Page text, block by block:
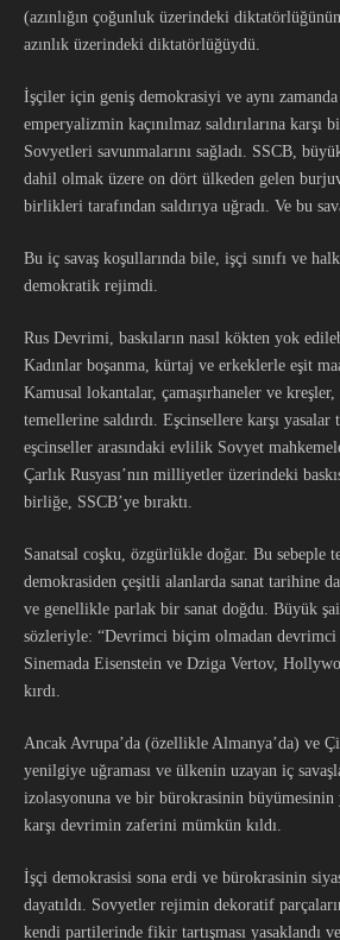
(azınlığın çoğunluk üzerindeki
azınlık üzerindeki diktatörlüğüydü.
İşçiler için geniş demokrasiyi ve aynı
emperyalizmin kaçınılmaz saldırılarına karşı
Sovyetleri savunmalarını sağladı. SSCB,
dahil olmak üzere on dört ülkeden gelen
birlikleri tarafından saldırıya uğradı. Ve bu
Bu iç savaş koşullarında bile, işçi sınıfı ve
demokratik rejimdi.
Rus Devrimi, baskıların nasıl kökten yok
Kadınlar boşanma, kürtaj ve erkeklerle eşit
Kamusal lokantalar, çamaşırhaneler ve
temellerine saldırdı. Eşcinsellere karşı yasalar
eşcinseller arasındaki evlilik Sovyet
Çarlık Rusyası’nın milliyetler üzerindeki
birliğe, SSCB’ye bıraktı.
Sanatsal coşku, özgürlükle doğar. Bu sebeple
demokrasiden çeşitli alanlarda sanat tarihine
ve genellikle parlak bir sanat doğdu. Büyük
sözleriyle: “Devrimci biçim olmadan devrimci
Sinemada Eisenstein ve Dziga Vertov,
kırdı.
Ancak Avrupa’da (özellikle Almanya’da) ve
yenilgiye uğraması ve ülkenin uzayan iç
izolasyonuna ve bir bürokrasinin
karşı devrimin zaferini mümkün kıldı.
İşçi demokrasisi sona erdi ve bürokrasinin
dayatıldı. Sovyetler rejimin dekoratif
kendi partilerinde fikir tartışması yasaklandı